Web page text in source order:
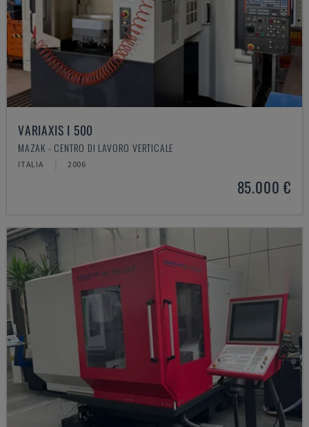
VARIAXIS I 500
MAZAK - CENTRO DI LAVORO VERTICALE
ITALIA 2006
85.000 €